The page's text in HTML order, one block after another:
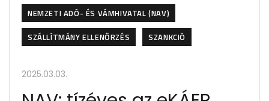
NEMZETI ADÓ- ÉS VÁMHIVATAL (NAV)
SZÁLLÍTMÁNY ELLENŐRZÉS
SZANKCIÓ
2025.03.03.